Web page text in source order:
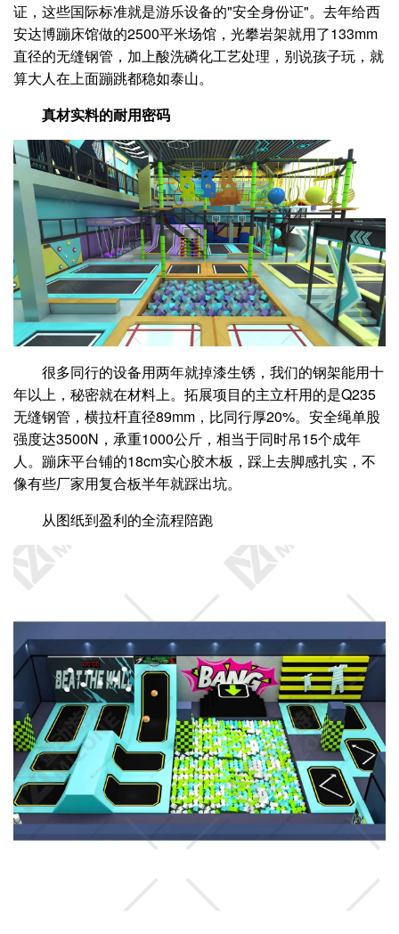
证，这些国际标准就是游乐设备的"安全身份证"。去年给西
安达博蹦床馆做的2500平米场馆，光攀岩架就用了133mm
直径的无缝钢管，加上酸洗磷化工艺处理，别说孩子玩，就
算大人在上面蹦跳都稳如泰山。
真材实料的耐用密码
很多同行的设备用两年就掉漆生锈，我们的钢架能用十
年以上，秘密就在材料上。拓展项目的主立杆用的是Q235
无缝钢管，横拉杆直径89mm，比同行厚20%。安全绳单股
强度达3500N，承重1000公斤，相当于同时吊15个成年
人。蹦床平台铺的18cm实心胶木板，踩上去脚感扎实，不
像有些厂家用复合板半年就踩出坑。
从图纸到盈利的全流程陪跑